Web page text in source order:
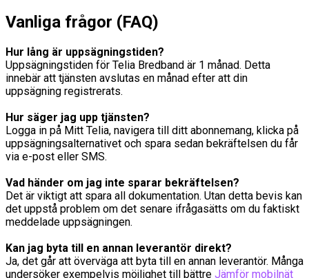
Vanliga frågor (FAQ)
Hur lång är uppsägningstiden?
Uppsägningstiden för Telia Bredband är 1 månad. Detta
innebär att tjänsten avslutas en månad efter att din
uppsägning registrerats.
Hur säger jag upp tjänsten?
Logga in på Mitt Telia, navigera till ditt abonnemang, klicka på
uppsägningsalternativet och spara sedan bekräftelsen du får
via e-post eller SMS.
Vad händer om jag inte sparar bekräftelsen?
Det är viktigt att spara all dokumentation. Utan detta bevis kan
det uppstå problem om det senare ifrågasätts om du faktiskt
meddelade uppsägningen.
Kan jag byta till en annan leverantör direkt?
Ja, det går att överväga att byta till en annan leverantör. Många
undersöker exempelvis möjlighet till bättre Jämför mobilnät